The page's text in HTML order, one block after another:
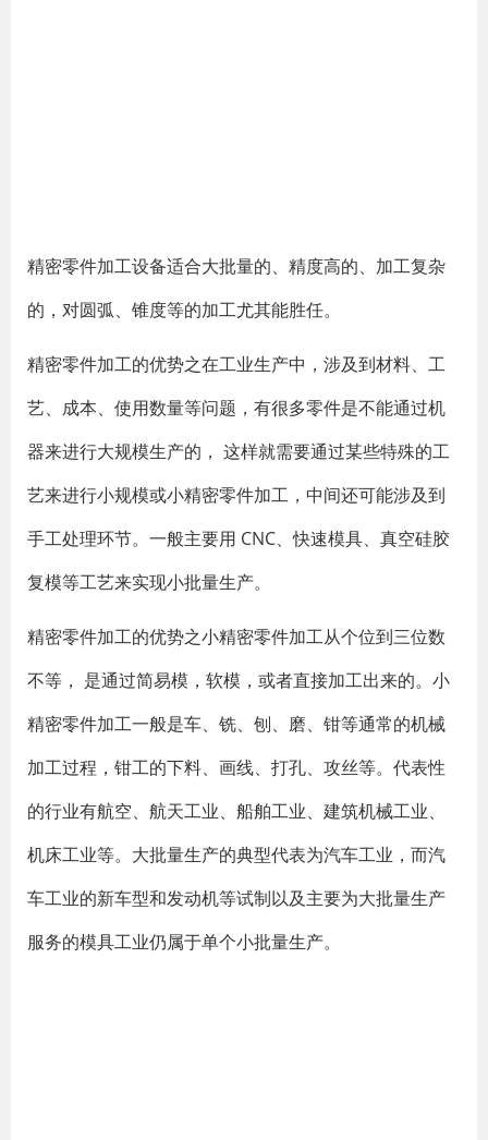
精密零件加工设备适合大批量的、精度高的、加工复杂
的，对圆弧、锥度等的加工尤其能胜任。
精密零件加工的优势之在工业生产中，涉及到材料、工
艺、成本、使用数量等问题，有很多零件是不能通过机
器来进行大规模生产的， 这样就需要通过某些特殊的工
艺来进行小规模或小精密零件加工，中间还可能涉及到
手工处理环节。一般主要用 CNC、快速模具、真空硅胶
复模等工艺来实现小批量生产。
精密零件加工的优势之小精密零件加工从个位到三位数
不等， 是通过简易模，软模，或者直接加工出来的。小
精密零件加工一般是车、铣、刨、磨、钳等通常的机械
加工过程，钳工的下料、画线、打孔、攻丝等。代表性
的行业有航空、航天工业、船舶工业、建筑机械工业、
机床工业等。大批量生产的典型代表为汽车工业，而汽
车工业的新车型和发动机等试制以及主要为大批量生产
服务的模具工业仍属于单个小批量生产。